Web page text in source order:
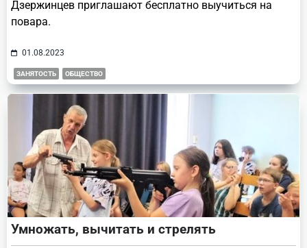
Дзержинцев приглашают бесплатно выучиться на
повара.
01.08.2023
ЗАНЯТОСТЬ ОБЩЕСТВО
Умножать, вычитать и стрелять